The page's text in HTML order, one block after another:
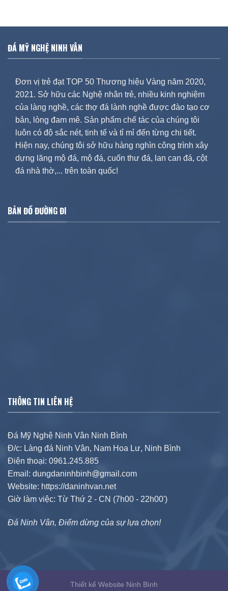
ĐÁ MỸ NGHỆ NINH VÂN
Đơn vị trẻ đạt TOP 50 Thương hiệu Vàng năm 2020,
2021. Sở hữu các Nghệ nhân trẻ, nhiều kinh nghiệm
của làng nghề, các thợ đá lành nghề được đào tạo cơ
bản, lòng đam mê. Sản phẩm chế tác của chúng tôi
luôn có độ sắc nét, tinh tế và tỉ mỉ đến từng chi tiết.
Hiện nay, chúng tôi sở hữu hàng nghìn công trình xây
dựng lăng mộ đá, mộ đá, cuốn thư đá, lan can đá, cột
đá nhà thờ,... trên toàn quốc!
BẢN ĐỒ ĐƯỜNG ĐI
THÔNG TIN LIÊN HỆ
Đá Mỹ Nghệ Ninh Vân Ninh Bình
Đ/c: Làng đá Ninh Vân, Nam Hoa Lư, Ninh Bình
Điện thoại: 0961.245.885
Email: dungdaninhbinh@gmail.com
Website: https://daninhvan.net
Giờ làm việc: Từ Thứ 2 - CN (7h00 - 22h00')
Đá Ninh Vân, Điểm dừng của sự lựa chọn!
Thiết kế Website Ninh Bình